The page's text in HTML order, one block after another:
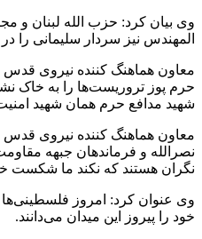
وی بیان کرد: حزب الله لبنان و
المهندس نیز سردار سلیمانی را
معاون هماهنگ کننده نیروی
حرم پوز تروریست‌ها را به خاک
شهید مدافع حرم همان شهید
معاون هماهنگ کننده نیروی قدس
نصرالله و فرماندهان جبهه
نگران هستند که نکند ما شکست
وی عنوان کرد: امروز
خود را پیروز این میدان می‌دانند.